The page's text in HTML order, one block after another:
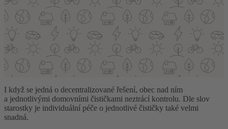
I když se jedná o decentralizované řešení, obec nad ním
a jednotlivými domovními čističkami neztrácí kontrolu. Dle slov
starostky je individuální péče o jednotlivé čističky také velmi
snadná.